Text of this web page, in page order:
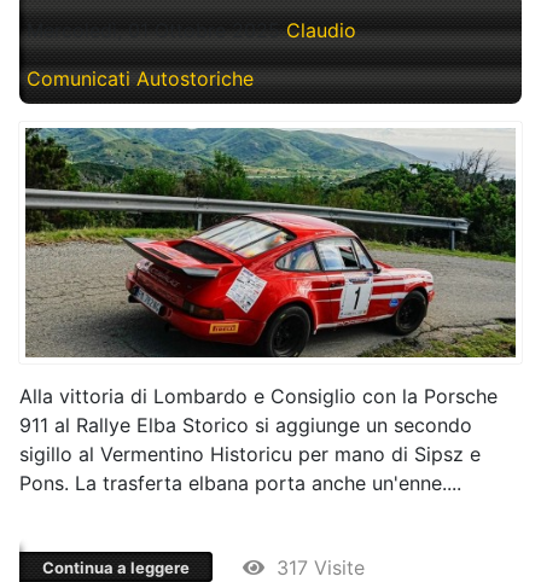
Mercoledì, 01 Ottobre 2025 Claudio
Comunicati Autostoriche
Alla vittoria di Lombardo e Consiglio con la Porsche
911 al Rallye Elba Storico si aggiunge un secondo
sigillo al Vermentino Historicu per mano di Sipsz e
Pons. La trasferta elbana porta anche un'enne....
Continua a leggere 317 Visite